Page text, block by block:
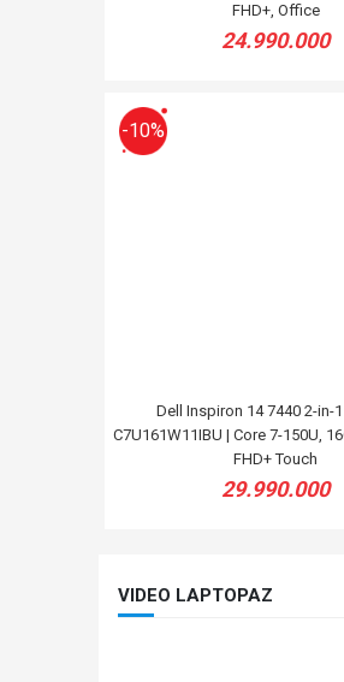
FHD+, Office
24.990.000
Dell Inspiron 14 7440 2-in-
C7U161W11IBU | Core 7-150U,
FHD+ Touch
29.990.000
-10%
VIDEO LAPTOPAZ